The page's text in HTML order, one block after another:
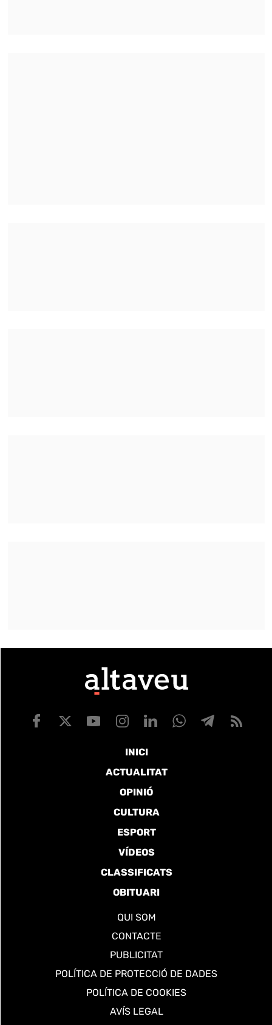
INICI
ACTUALITAT
OPINIÓ
CULTURA
ESPORT
VÍDEOS
CLASSIFICATS
OBITUARI
QUI SOM
CONTACTE
PUBLICITAT
POLÍTICA DE PROTECCIÓ DE DADES
POLÍTICA DE COOKIES
AVÍS LEGAL